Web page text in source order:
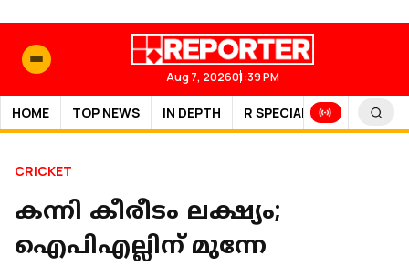
Aug 7, 202601:39 PM
HOME TOP NEWS IN DEPTH R SPECIAL SPORTS
CRICKET
കന്നി കീരീടം ലക്ഷ്യം;
ഐപിഎല്ലിന് മുന്നേ